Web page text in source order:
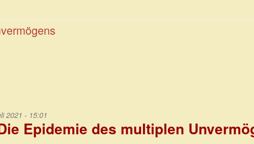
2021 - 15:01
Epidemie des multiplen